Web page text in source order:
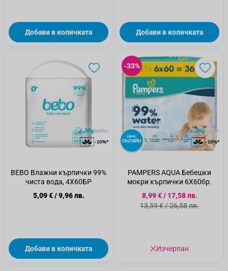
Добави в количката Добави в количката
BEBO Влажни кърпички 99%
чиста вода, 4Х60БР
5,09 €/9,96 лв.
Добави в количката
-33%
PAMPERS AQUA Бебешки
мокри кърпички 6Х60бр.
Специална цена
8,99 €/ 17,58 лв.
Стандартна цена
13,59 €/26,58 лв.
Изчерпан